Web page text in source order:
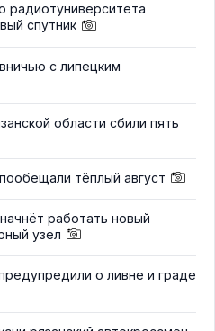
радиотуниверситета
спутник
с липецким
области сбили пять
тёплый август
работать новый
узел
о ливне и граде